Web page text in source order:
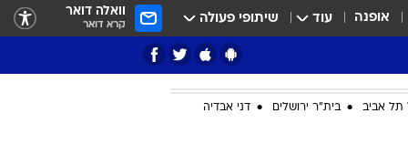
אופנה עוד שיתופי פעולה וואלה דואר
קרא דואר
תל אביב בית"ר ירושלים דני אבדיה